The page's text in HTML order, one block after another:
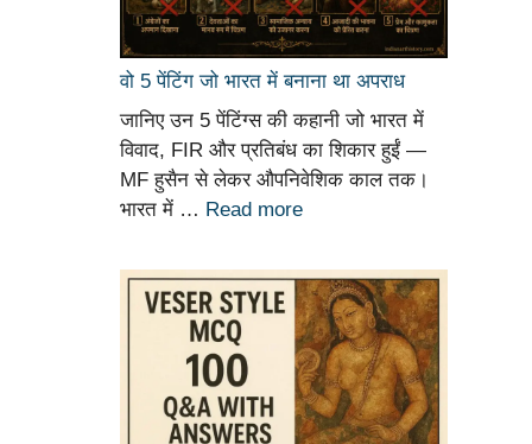
वो 5 पेंटिंग जो भारत में बनाना था अपराध
जानिए उन 5 पेंटिंग्स की कहानी जो भारत में
विवाद, FIR और प्रतिबंध का शिकार हुईं —
MF हुसैन से लेकर औपनिवेशिक काल तक।
भारत में … Read more